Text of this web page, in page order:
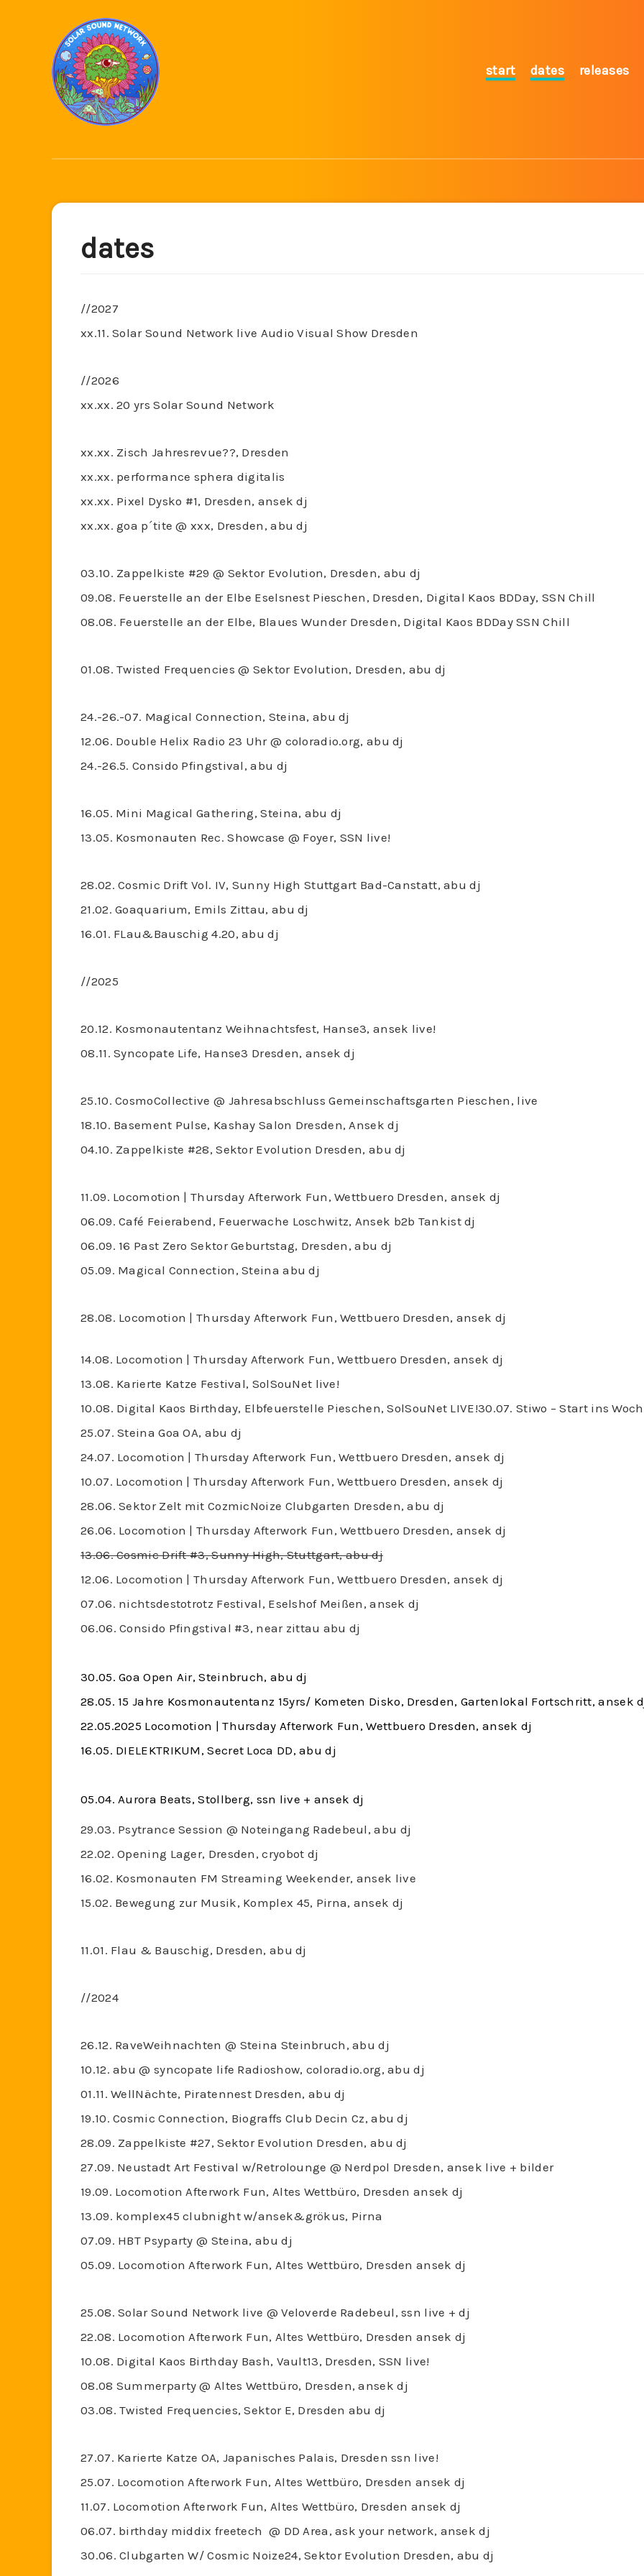
start dates releases
dates
//2027
xx.11. Solar Sound Network live Audio Visual Show Dresden
//2026
xx.xx. 20 yrs Solar Sound Network
xx.xx. Zisch Jahresrevue??, Dresden
xx.xx. performance sphera digitalis
xx.xx. Pixel Dysko #1, Dresden, ansek dj
xx.xx. goa p´tite @ xxx, Dresden, abu dj
03.10. Zappelkiste #29 @ Sektor Evolution, Dresden, abu dj
09.08. Feuerstelle an der Elbe Eselsnest Pieschen, Dresden, Digital Kaos BDDay, SSN Chill
08.08. Feuerstelle an der Elbe, Blaues Wunder Dresden, Digital Kaos BDDay SSN Chill
01.08. Twisted Frequencies @ Sektor Evolution, Dresden, abu dj
24.-26.-07. Magical Connection, Steina, abu dj
12.06. Double Helix Radio 23 Uhr @ coloradio.org, abu dj
24.-26.5. Consido Pfingstival, abu dj
16.05. Mini Magical Gathering, Steina, abu dj
13.05. Kosmonauten Rec. Showcase @ Foyer, SSN live!
28.02. Cosmic Drift Vol. IV, Sunny High Stuttgart Bad-Canstatt, abu dj
21.02. Goaquarium, Emils Zittau, abu dj
16.01. FLau&Bauschig 4.20, abu dj
//2025
20.12. Kosmonautentanz Weihnachtsfest, Hanse3, ansek live!
08.11. Syncopate Life, Hanse3 Dresden, ansek dj
25.10. CosmoCollective @ Jahresabschluss Gemeinschaftsgarten Pieschen, live
18.10. Basement Pulse, Kashay Salon Dresden, Ansek dj
04.10. Zappelkiste #28, Sektor Evolution Dresden, abu dj
11.09. Locomotion | Thursday Afterwork Fun, Wettbuero Dresden, ansek dj
06.09. Café Feierabend, Feuerwache Loschwitz, Ansek b2b Tankist dj
06.09. 16 Past Zero Sektor Geburtstag, Dresden, abu dj
05.09. Magical Connection, Steina abu dj
28.08. Locomotion | Thursday Afterwork Fun, Wettbuero Dresden, ansek dj
14.08. Locomotion | Thursday Afterwork Fun, Wettbuero Dresden, ansek dj
13.08. Karierte Katze Festival, SolSouNet live!
10.08. Digital Kaos Birthday, Elbfeuerstelle Pieschen, SolSouNet LIVE!30.07. Stiwo – Start ins
25.07. Steina Goa OA, abu dj
24.07. Locomotion | Thursday Afterwork Fun, Wettbuero Dresden, ansek dj
10.07. Locomotion | Thursday Afterwork Fun, Wettbuero Dresden, ansek dj
28.06. Sektor Zelt mit CozmicNoize Clubgarten Dresden, abu dj
26.06. Locomotion | Thursday Afterwork Fun, Wettbuero Dresden, ansek dj
13.06. Cosmic Drift #3, Sunny High, Stuttgart, abu dj
12.06. Locomotion | Thursday Afterwork Fun, Wettbuero Dresden, ansek dj
07.06. nichtsdestotrotz Festival, Eselshof Meißen, ansek dj
06.06. Consido Pfingstival #3, near zittau abu dj
30.05. Goa Open Air, Steinbruch, abu dj
28.05. 15 Jahre Kosmonautentanz 15yrs/ Kometen Disko, Dresden, Gartenlokal Fortschritt, ansek
22.05.2025 Locomotion | Thursday Afterwork Fun, Wettbuero Dresden, ansek dj
16.05. DIELEKTRIKUM, Secret Loca DD, abu dj
05.04. Aurora Beats, Stollberg, ssn live + ansek dj
29.03. Psytrance Session @ Noteingang Radebeul, abu dj
22.02. Opening Lager, Dresden, cryobot dj
16.02. Kosmonauten FM Streaming Weekender, ansek live
15.02. Bewegung zur Musik, Komplex 45, Pirna, ansek dj
11.01. Flau & Bauschig, Dresden, abu dj
//2024
26.12. RaveWeihnachten @ Steina Steinbruch, abu dj
10.12. abu @ syncopate life Radioshow, coloradio.org, abu dj
01.11. WellNächte, Piratennest Dresden, abu dj
19.10. Cosmic Connection, Biograffs Club Decin Cz, abu dj
28.09. Zappelkiste #27, Sektor Evolution Dresden, abu dj
27.09. Neustadt Art Festival w/Retrolounge @ Nerdpol Dresden, ansek live + bilder
19.09. Locomotion Afterwork Fun, Altes Wettbüro, Dresden ansek dj
13.09. komplex45 clubnight w/ansek&grökus, Pirna
07.09. HBT Psyparty @ Steina, abu dj
05.09. Locomotion Afterwork Fun, Altes Wettbüro, Dresden ansek dj
25.08. Solar Sound Network live @ Veloverde Radebeul, ssn live + dj
22.08. Locomotion Afterwork Fun, Altes Wettbüro, Dresden ansek dj
10.08. Digital Kaos Birthday Bash, Vault13, Dresden, SSN live!
08.08 Summerparty @ Altes Wettbüro, Dresden, ansek dj
03.08. Twisted Frequencies, Sektor E, Dresden abu dj
27.07. Karierte Katze OA, Japanisches Palais, Dresden ssn live!
25.07. Locomotion Afterwork Fun, Altes Wettbüro, Dresden ansek dj
11.07. Locomotion Afterwork Fun, Altes Wettbüro, Dresden ansek dj
06.07. birthday middix freetech @ DD Area, ask your network, ansek dj
30.06. Clubgarten W/ Cosmic Noize24, Sektor Evolution Dresden, abu dj